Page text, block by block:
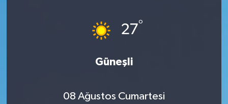
27°
Güneşli
08 Ağustos Cumartesi
Akhisar Emlak
Röportaj